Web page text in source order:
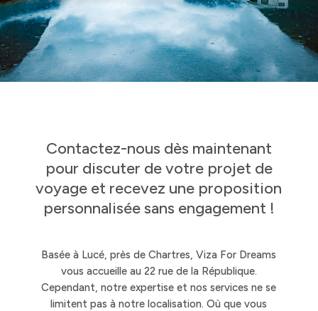
Contactez-nous dès maintenant
pour discuter de votre projet de
voyage et recevez une proposition
personnalisée sans engagement !
Basée à Lucé, près de Chartres, Viza For Dreams
vous accueille au 22 rue de la République.
Cependant, notre expertise et nos services ne se
limitent pas à notre localisation. Où que vous